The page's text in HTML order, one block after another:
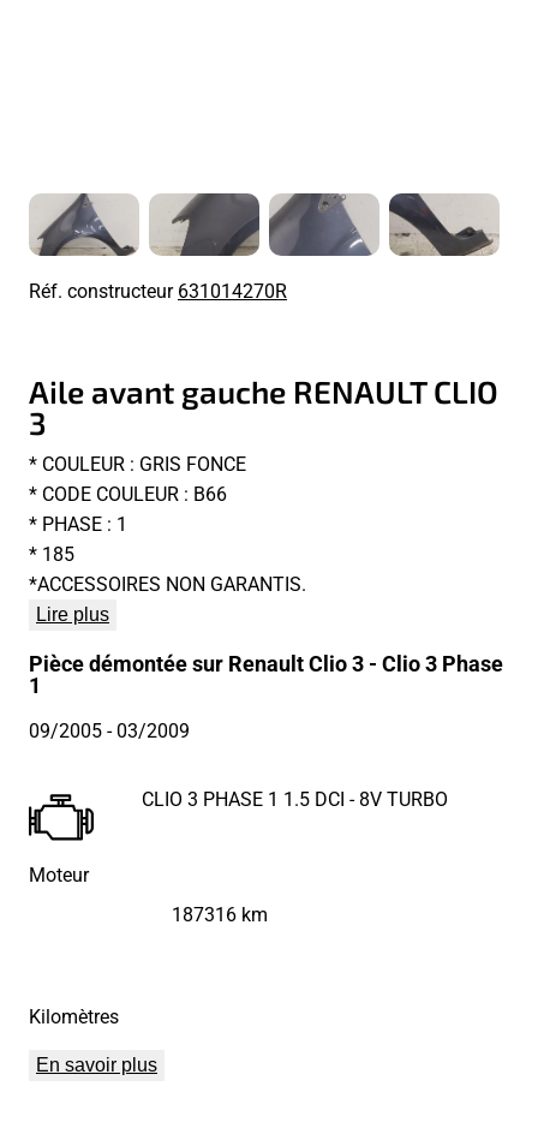
Réf. constructeur631014270R
Aile avant gauche RENAULT CLIO
3
* COULEUR : GRIS FONCE
* CODE COULEUR : B66
* PHASE : 1
* 185
*ACCESSOIRES NON GARANTIS.
Lire plus
Pièce démontée sur Renault Clio 3 - Clio 3 Phase
1
09/2005- 03/2009
Moteur
CLIO 3 PHASE 1 1.5 DCI - 8V TURBO
Kilomètres
187316 km
En savoir plus